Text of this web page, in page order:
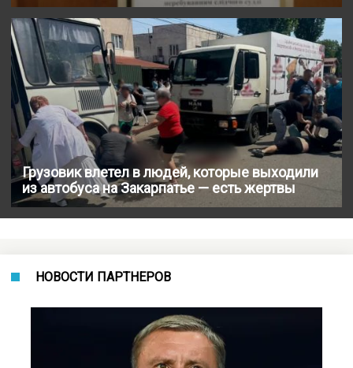
Грузовик влетел в людей, которые выходили
из автобуса на Закарпатье — есть жертвы
НОВОСТИ ПАРТНЕРОВ